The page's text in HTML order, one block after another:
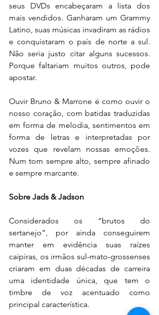
seus DVDs encabeçaram a lista dos
mais vendidos. Ganharam um Grammy
Latino, suas músicas invadiram as rádios
e conquistaram o país de norte a sul.
Não seria justo citar alguns sucessos.
Porque faltariam muitos outros, pode
apostar.
Ouvir Bruno & Marrone é como ouvir o
nosso coração, com batidas traduzidas
em forma de melodia, sentimentos em
forma de letras e interpretadas por
vozes que revelam nossas emoções.
Num tom sempre alto, sempre afinado
e sempre marcante.
Sobre Jads & Jadson
Considerados os “brutos do
sertanejo”, por ainda conseguirem
manter em evidência suas raízes
caipiras, os irmãos sul-mato-grossenses
criaram em duas décadas de carreira
uma identidade única, que tem o
timbre de voz acentuado como
principal característica.